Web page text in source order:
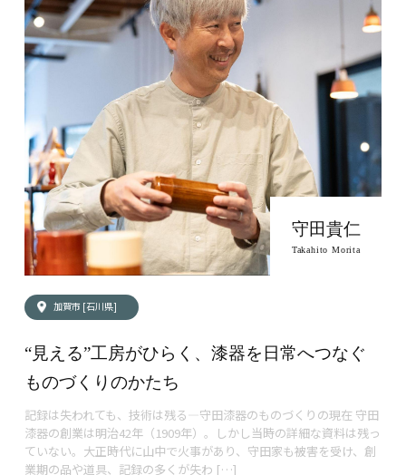
つなぎ手を知る
お問い合わせ
“見える”工房がひらく、漆器を日常へつなぐ
ものづくりのかたち
記録は失われても、技術は残る―守田漆器のものづくりの現在 守田
漆器の創業は明治42年（1909年）。しかし当時の詳細な資料は残っ
ていない。大正時代に山中で火事があり、守田家も被害を受け、創
業期の品や道具、記録の多くが失わ […]
加賀市 [石川県]
守田貴仁
Takahito Morita